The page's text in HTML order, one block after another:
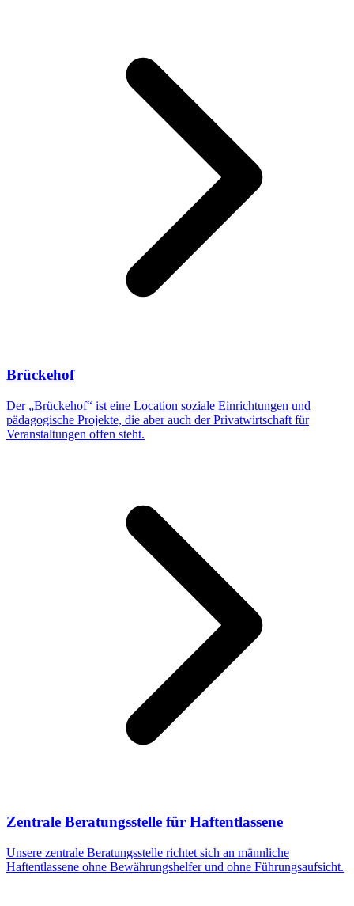
Brückehof
Der „Brückehof“ ist eine Location soziale Einrichtungen und
pädagogische Projekte, die aber auch der Privatwirtschaft für
Veranstaltungen offen steht.
Zentrale Beratungsstelle für Haftentlassene
Unsere zentrale Beratungsstelle richtet sich an männliche
Haftentlassene ohne Bewährungshelfer und ohne Führungsaufsicht.